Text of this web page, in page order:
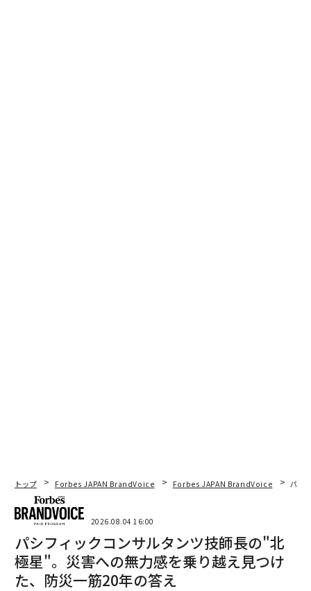
トップ Forbes JAPAN BrandVoice Forbes JAPAN BrandVoice パシ
2026.08.04 16:00
パシフィックコンサルタンツ技師長の"北
極星"。災害への無力感を乗り越え見つけ
た、防災一筋20年の答え